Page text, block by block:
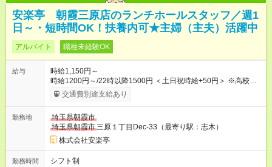
安楽亭 朝霞三原店のランチホールスタッフ／週1
日～・短時間OK！扶養内可★主婦（主夫）活躍中
アルバイト 職種未経験OK
給与
時給1,150円～
時給1200円～/22時以降1500円 ＜土日祝時給+50円＞ ※高校生
時給1150円 【試用期間】試用期間あり 試用期間の長さ：12ヶ
月 雇用形態、給与は本採用時と同じです。 ※最大12ヶ月の間
交通費別途支給あり
勤務地
埼玉県朝霞市
埼玉県朝霞市三原１丁目Dec-33（最寄り駅：志木）
株式会社安楽亭
勤務時間
シフト制